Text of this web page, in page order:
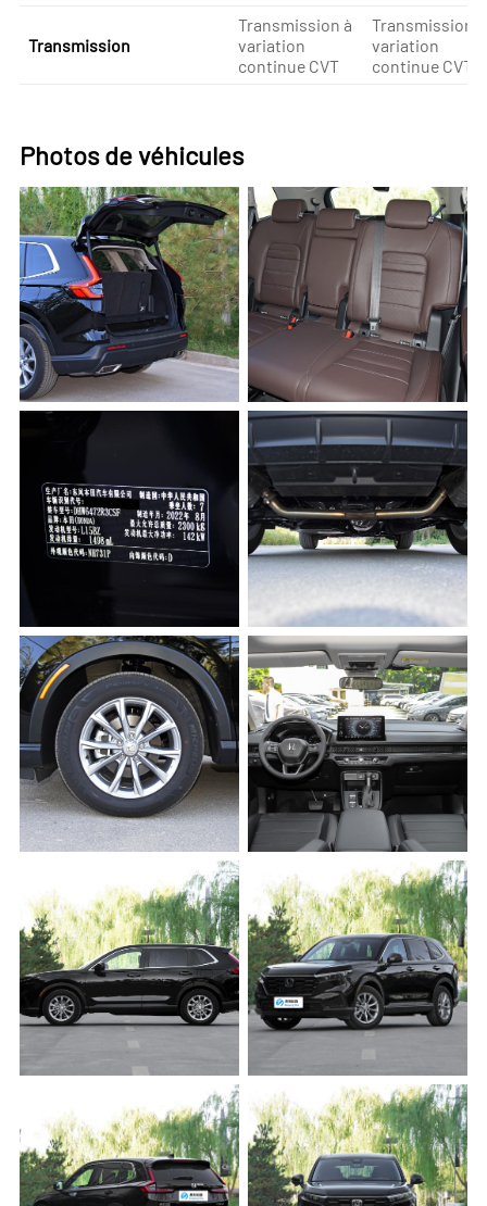
Transmission
Transmission à
variation
continue CVT
Transmission à
variation
continue CVT
Photos de véhicules